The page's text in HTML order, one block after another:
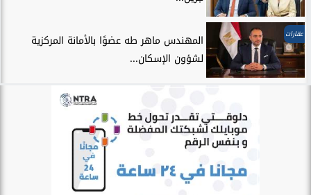
عقارات
المهندس ماهر طه عضوًا بالأمانة المركزية
لشؤون الإسكان...